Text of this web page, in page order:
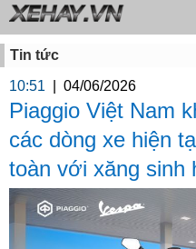
Tin tức
10:51
04/06/2026
Piaggio Việt Nam
các dòng xe hiện
toàn với xăng sinh